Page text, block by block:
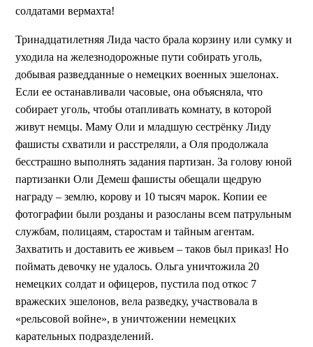
солдатами вермахта!
Тринадцатилетняя Лида часто брала корзину или сумку и
уходила на железнодорожные пути собирать уголь,
добывая разведданные о немецких военных эшелонах.
Если ее останавливали часовые, она объясняла, что
собирает уголь, чтобы отапливать комнату, в которой
живут немцы. Маму Оли и младшую сестрёнку Лиду
фашисты схватили и расстреляли, а Оля продолжала
бесстрашно выполнять задания партизан. За голову юной
партизанки Оли Демеш фашисты обещали щедрую
награду – землю, корову и 10 тысяч марок. Копии ее
фотографии были розданы и разосланы всем патрульным
службам, полицаям, старостам и тайным агентам.
Захватить и доставить ее живьем – таков был приказ! Но
поймать девочку не удалось. Ольга уничтожила 20
немецких солдат и офицеров, пустила под откос 7
вражеских эшелонов, вела разведку, участвовала в
«рельсовой войне», в уничтожении немецких
карательных подразделений.